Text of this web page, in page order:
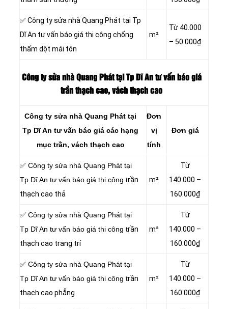
✅ Công ty sửa nhà Quang Phát tại Tp
Dĩ An tư vấn báo giá thi công chống
thấm dột mái tôn
m²
Từ 40.000
– 50.000₫
Công ty sửa nhà Quang Phát tại Tp Dĩ An tư vấn báo giá
trần thạch cao, vách thạch cao
Công ty sửa nhà Quang Phát tại
Tp Dĩ An tư vấn báo giá các hạng
mục trần, vách thạch cao
Đơn
vị
tính
Đơn giá
✅ Công ty sửa nhà Quang Phát tại
Tp Dĩ An tư vấn báo giá thi công trần
thạch cao thả
m²
Từ
140.000 –
160.000₫
✅ Công ty sửa nhà Quang Phát tại
Tp Dĩ An tư vấn báo giá thi công trần
thạch cao trang trí
m²
Từ
140.000 –
160.000₫
✅ Công ty sửa nhà Quang Phát tại
Tp Dĩ An tư vấn báo giá thi công trần
thạch cao phẳng
m²
Từ
140.000 –
160.000₫